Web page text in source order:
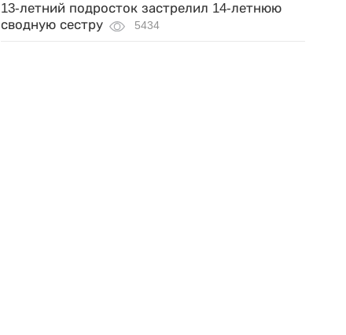
13-летний подросток застрелил 14-летнюю
сводную сестру
5434